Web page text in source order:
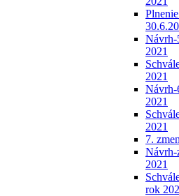
Návrh-
2021
2021
Návrh-
2021
2021
7.
Návrh-
2021
rok